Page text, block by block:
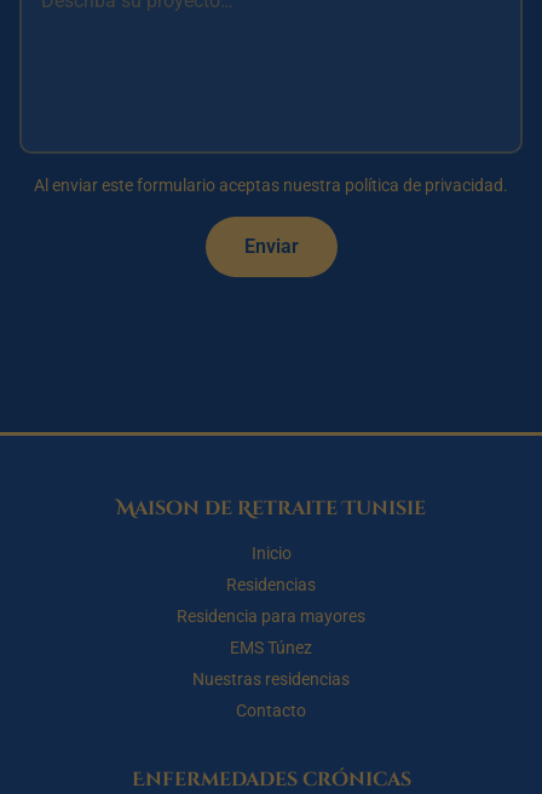
Al enviar este formulario aceptas nuestra política de privacidad.
Enviar
Maison de Retraite Tunisie
Inicio
Residencias
Residencia para mayores
EMS Túnez
Nuestras residencias
Contacto
Enfermedades crónicas